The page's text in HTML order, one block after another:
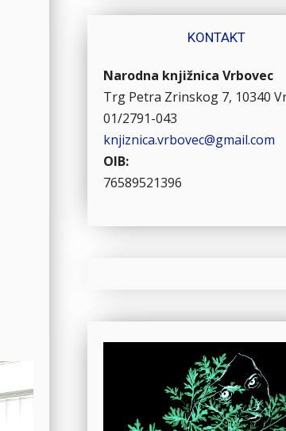
KONTAKT
Narodna knjižnica Vrbovec
Trg Petra Zrinskog 7, 10340
01/2791-043
knjiznica.vrbovec@gmail.com
OIB:
76589521396